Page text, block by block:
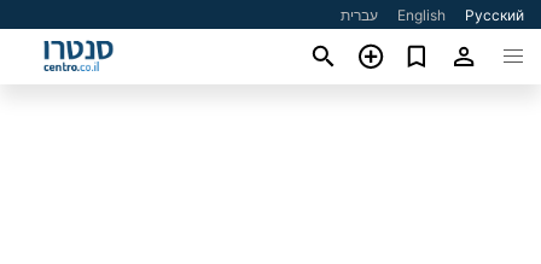
עברית English Русский